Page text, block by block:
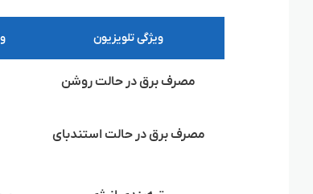
ویژگی تلویزیون
مصرف برق در حالت روشن
مصرف برق در حالت استندبای